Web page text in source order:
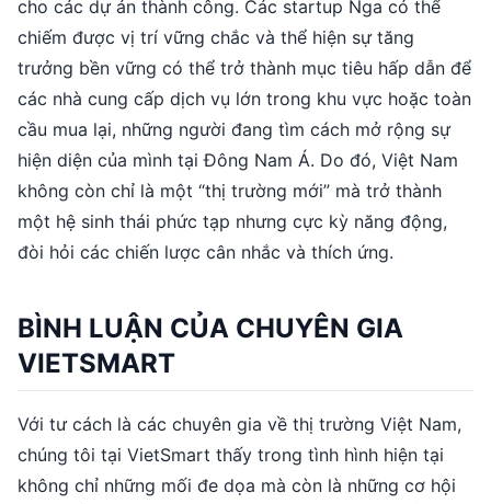
cho các dự án thành công. Các startup Nga có thể
chiếm được vị trí vững chắc và thể hiện sự tăng
trưởng bền vững có thể trở thành mục tiêu hấp dẫn để
các nhà cung cấp dịch vụ lớn trong khu vực hoặc toàn
cầu mua lại, những người đang tìm cách mở rộng sự
hiện diện của mình tại Đông Nam Á. Do đó, Việt Nam
không còn chỉ là một “thị trường mới” mà trở thành
một hệ sinh thái phức tạp nhưng cực kỳ năng động,
đòi hỏi các chiến lược cân nhắc và thích ứng.
BÌNH LUẬN CỦA CHUYÊN GIA
VIETSMART
Với tư cách là các chuyên gia về thị trường Việt Nam,
chúng tôi tại VietSmart thấy trong tình hình hiện tại
không chỉ những mối đe dọa mà còn là những cơ hội